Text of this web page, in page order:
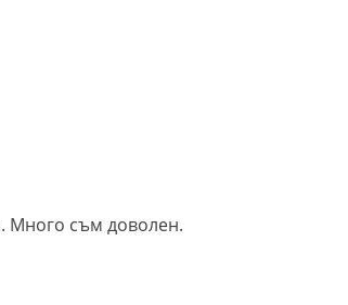
Много съм доволен.